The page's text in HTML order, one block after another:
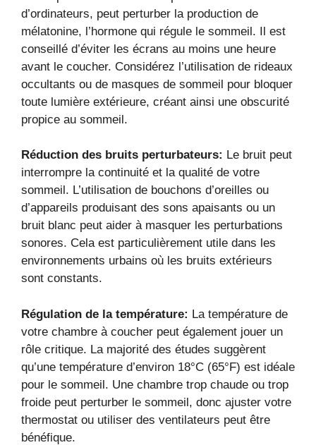
d’ordinateurs, peut perturber la production de
mélatonine, l’hormone qui régule le sommeil. Il est
conseillé d’éviter les écrans au moins une heure
avant le coucher. Considérez l’utilisation de rideaux
occultants ou de masques de sommeil pour bloquer
toute lumière extérieure, créant ainsi une obscurité
propice au sommeil.
Réduction des bruits perturbateurs: Le bruit peut
interrompre la continuité et la qualité de votre
sommeil. L’utilisation de bouchons d’oreilles ou
d’appareils produisant des sons apaisants ou un
bruit blanc peut aider à masquer les perturbations
sonores. Cela est particulièrement utile dans les
environnements urbains où les bruits extérieurs
sont constants.
Régulation de la température: La température de
votre chambre à coucher peut également jouer un
rôle critique. La majorité des études suggèrent
qu’une température d’environ 18°C (65°F) est idéale
pour le sommeil. Une chambre trop chaude ou trop
froide peut perturber le sommeil, donc ajuster votre
thermostat ou utiliser des ventilateurs peut être
bénéfique.